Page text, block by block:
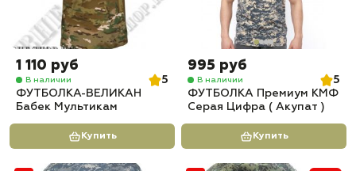
1 110 руб
В наличии
5
ФУТБОЛКА-ВЕЛИКАН
Бабек Мультикам
Купить
995 руб
В наличии
5
ФУТБОЛКА Премиум КМФ
Серая Цифра ( Акупат )
Купить